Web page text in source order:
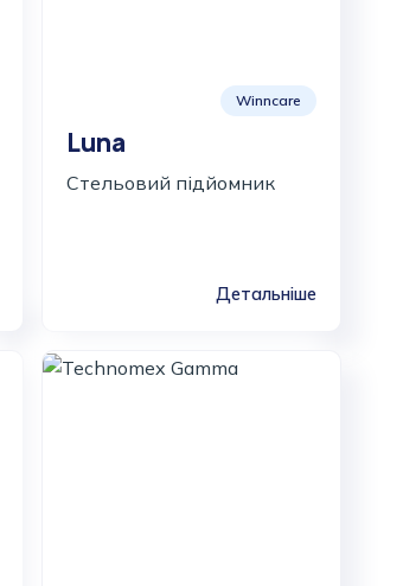
Winncare
Luna
Стельовий підйомник
Детальніше